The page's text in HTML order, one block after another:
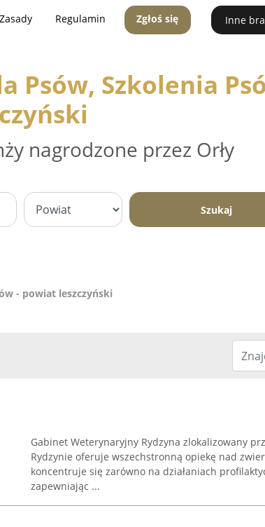
Zasady Regulamin Zgłoś się Inne
Psów, Szkolenia
nagrodzone przez Orły
Szukaj
- powiat leszczyński
Gabinet Weterynaryjny Rydzyna zlokalizowany
Rydzynie oferuje wszechstronną opiekę nad
koncentruje się zarówno na działaniach
zapewniając ...